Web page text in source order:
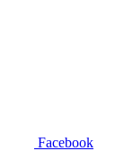
Facebook